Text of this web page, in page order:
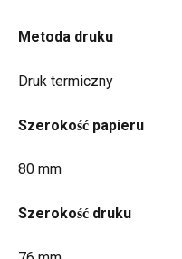
Metoda druku
Druk termiczny
Szerokość papieru
80 mm
Szerokość druku